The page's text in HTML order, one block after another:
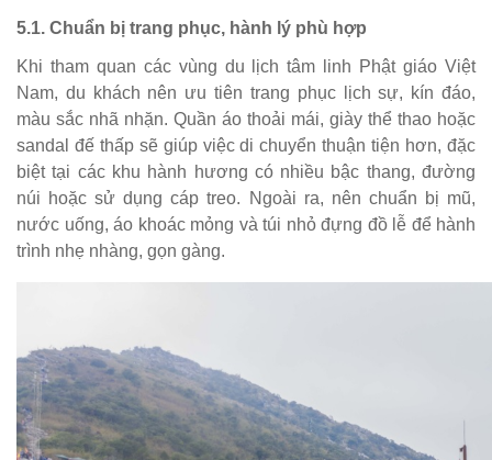
5.1. Chuẩn bị trang phục, hành lý phù hợp
Khi tham quan các vùng du lịch tâm linh Phật giáo Việt
Nam, du khách nên ưu tiên trang phục lịch sự, kín đáo,
màu sắc nhã nhặn. Quần áo thoải mái, giày thể thao hoặc
sandal đế thấp sẽ giúp việc di chuyển thuận tiện hơn, đặc
biệt tại các khu hành hương có nhiều bậc thang, đường
núi hoặc sử dụng cáp treo. Ngoài ra, nên chuẩn bị mũ,
nước uống, áo khoác mỏng và túi nhỏ đựng đồ lễ để hành
trình nhẹ nhàng, gọn gàng.